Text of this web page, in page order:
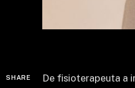
SHARE De fisioterapeuta a